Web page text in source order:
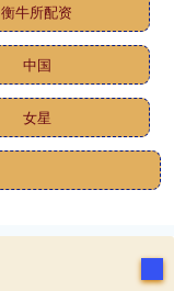
衡牛所配资
中国
女星